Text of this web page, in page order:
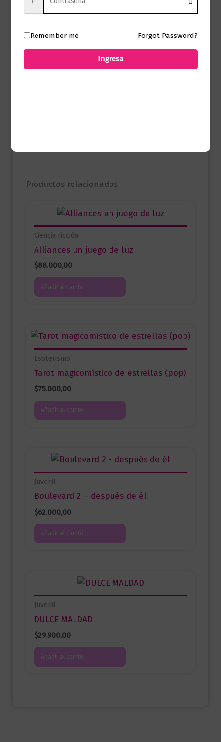
Formato
No hay valoraciones aún.
Productos relacionados
Ciencia Ficción
Alliances un juego de luz
$88.000,00
Añadir al carrito
Esoterismo
Tarot magicomístico de estrellas (pop)
$75.000,00
Añadir al carrito
Juvenil
Boulevard 2 – después de él
$62.000,00
Añadir al carrito
Juvenil
DULCE MALDAD
$29.900,00
Añadir al carrito
Remember me Forgot Password?
Ingresa